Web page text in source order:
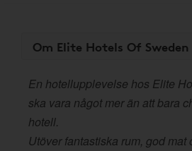
Om Elite Hotels Of Sweden
En hotellupplevelse hos Elite
ska vara något mer än att bara
hotell.
Utöver fantastiska rum, god mat